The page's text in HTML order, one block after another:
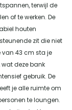
terwijl de
of te werken. De
houten
zit die niet
van 43 cm sta je
deze bank
gebruik. De
je alle ruimte om
te loungen.